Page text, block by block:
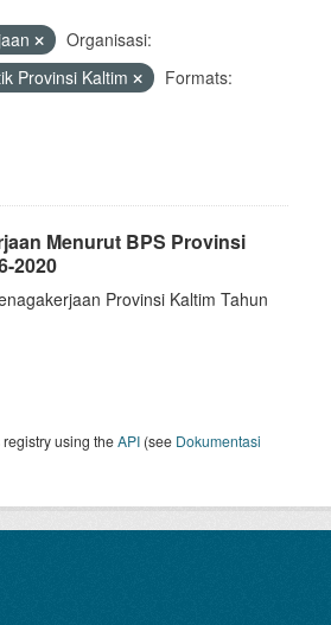
Organisasi:
Provinsi Kaltim
Formats:
Menurut BPS Provinsi
2020
Provinsi Kaltim Tahun
using theAPI (see Dokumentasi